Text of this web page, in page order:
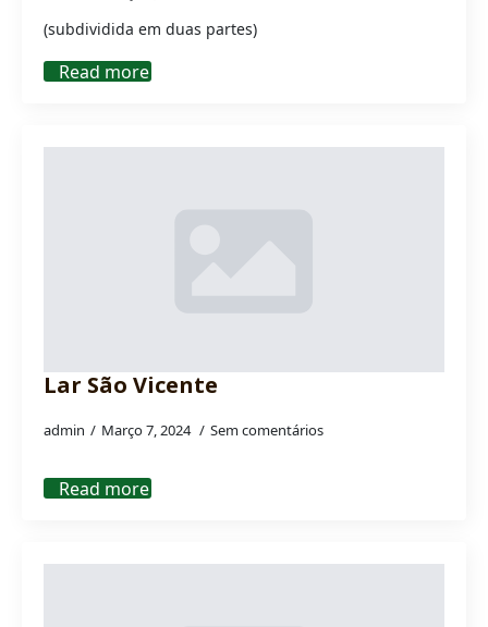
(subdividida em duas partes)
Read more
Lar São Vicente
admin Março 7, 2024 Sem comentários
Read more